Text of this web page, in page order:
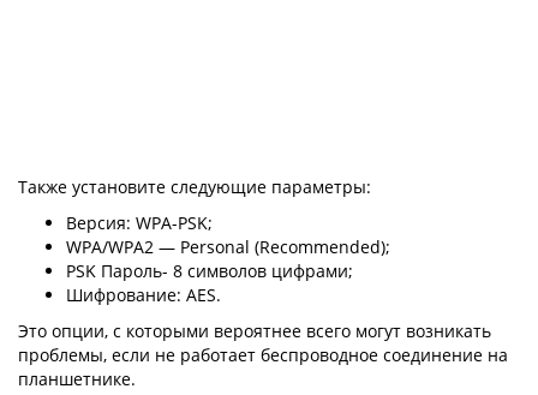
Также установите следующие параметры:
Версия: WPA-PSK;
WPA/WPA2 — Personal (Recommended);
PSK Пароль- 8 символов цифрами;
Шифрование: AES.
Это опции, с которыми вероятнее всего могут возникать
проблемы, если не работает беспроводное соединение на
планшетнике.